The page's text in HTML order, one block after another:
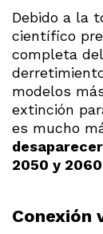
Debido a la
científico
completa
modelos
extinción
es mucho
2050 y 2060
Conexión